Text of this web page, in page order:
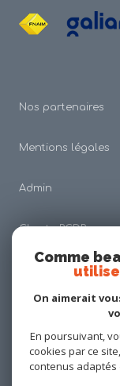
Nos partenaires
Mentions légales
Admin
Charte RGDP
Nos honoraires
Cookies
Comme
On aimerait
En poursuivant,
cookies par ce
contenus adaptés